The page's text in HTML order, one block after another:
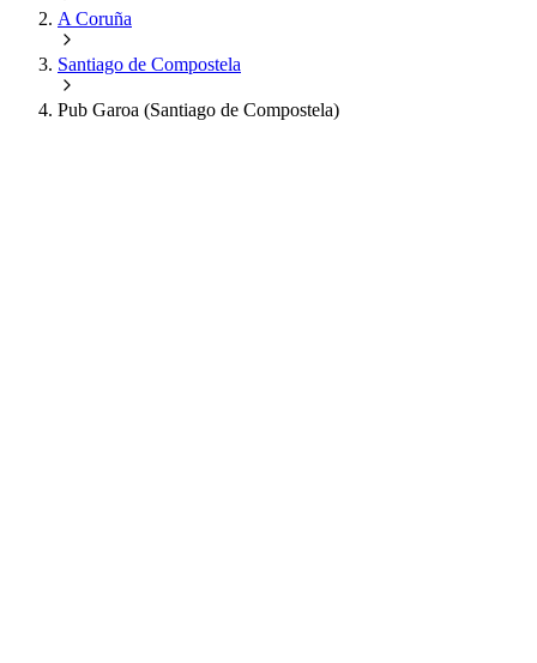
A Coruña
Santiago de Compostela
Pub Garoa (Santiago de Compostela)